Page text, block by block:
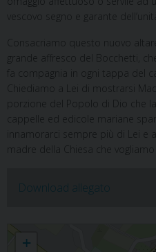
vescovo segno e garante
Consacriamo questo nuovo
grande affresco del Bocchetti,
fa compagnia in ogni tappa del
Chiediamo a Lei di mostrarsi
porzione del Popolo di Dio che
cappelle ed edicole mariane
innamorarci sempre più di Lei e
madre della Chiesa che vogliamo
Download allegato
Consacrazione altare della Cattedrale
+